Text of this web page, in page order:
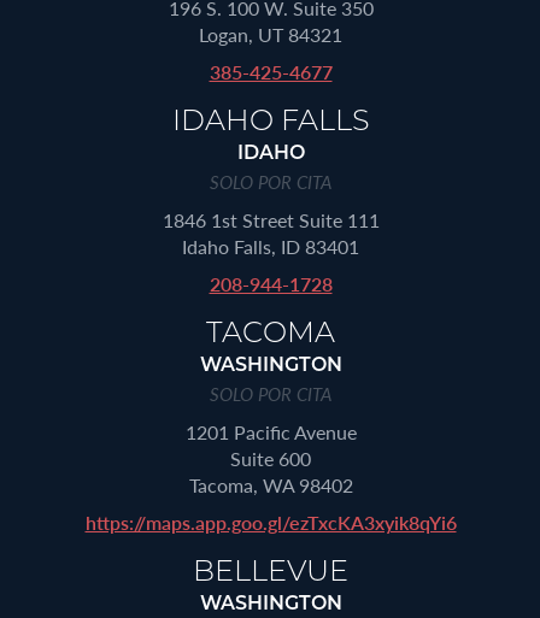
196 S. 100 W. Suite 350
Logan, UT 84321
385-425-4677
IDAHO FALLS
IDAHO
SOLO POR CITA
1846 1st Street Suite 111
Idaho Falls, ID 83401
208-944-1728
TACOMA
WASHINGTON
SOLO POR CITA
1201 Pacific Avenue
Suite 600
Tacoma, WA 98402
https://maps.app.goo.gl/ezTxcKA3xyik8qYi6
BELLEVUE
WASHINGTON